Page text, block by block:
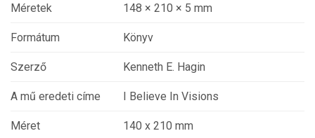
Méretek 148 × 210 × 5 mm
Formátum Könyv
Szerző Kenneth E. Hagin
A mű eredeti címe I Believe In Visions
Méret 140 x 210 mm